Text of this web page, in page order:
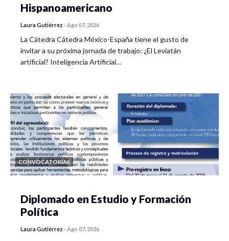
Hispanoamericano
Laura Gutiérrez - Ago 07, 2026
La Cátedra Cátedra México-España tiene el gusto de
invitar a su próxima jornada de trabajo: ¿El Leviatán
artificial? Inteligencia Artificial…
CONVOCATORIAS
Diplomado en Estudio y Formación
Política
Laura Gutiérrez - Ago 07, 2026